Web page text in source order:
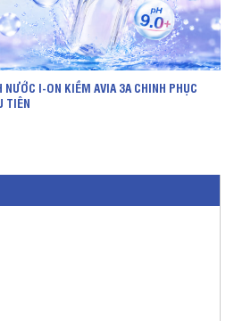
I-ON KIỀM AVIA 3A CHINH PHỤC
TIÊN